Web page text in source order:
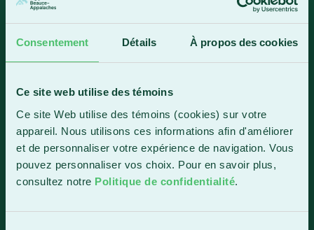
Consentement Détails À propos des cookies
Ce site web utilise des témoins
Ce site Web utilise des témoins (cookies) sur votre
appareil. Nous utilisons ces informations afin d'améliorer
et de personnaliser votre expérience de navigation. Vous
pouvez personnaliser vos choix. Pour en savoir plus,
consultez notre Politique de confidentialité.
418 228-8896
Sainte-Marie
1150, boul. Vachon Nord
Sainte-Marie (Québec) G6E 0R1
Horaire de la réception
Lundi-vendredi : 7 h 30 à 15 h 30
418 387-8896